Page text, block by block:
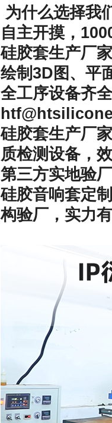
为什么选择我
自主开摸，
硅胶套生产厂
绘制3D图、平
全工序设备齐
硅胶套生产厂
质检测设备，
第三方实地验
硅胶音响套定
构验厂，实力